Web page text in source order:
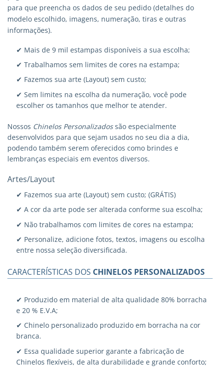
para que preencha os dados de seu pedido (detalhes do
modelo escolhido, imagens, numeração, tiras e outras
informações).
✔ Mais de 9 mil estampas disponíveis a sua escolha;
✔ Trabalhamos sem limites de cores na estampa;
✔ Fazemos sua arte (Layout) sem custo;
✔ Sem limites na escolha da numeração, você pode
escolher os tamanhos que melhor te atender.
Nossos Chinelos Personalizadossão especialmente
desenvolvidos para que sejam usados no seu dia a dia,
podendo também serem oferecidos como brindes e
lembranças especiais em eventos diversos.
Artes/Layout
✔ Fazemos sua arte (Layout) sem custo; (GRÁTIS)
✔ A cor da arte pode ser alterada conforme sua escolha;
✔ Não trabalhamos com limites de cores na estampa;
✔ Personalize, adicione fotos, textos, imagens ou escolha
entre nossa seleção diversificada.
CARACTERÍSTICAS DOS CHINELOS PERSONALIZADOS
✔ Produzido em material de alta qualidade 80% borracha
e 20 % E.V.A;
✔ Chinelo personalizado produzido em borracha na cor
branca.
✔ Essa qualidade superior garante a fabricação de
Chinelos flexíveis, de alta durabilidade e grande conforto;